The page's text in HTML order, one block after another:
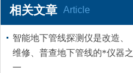
相关文章 Article
智能地下管线探测仪是改造、
维修、普查地下管线的*仪器之
一